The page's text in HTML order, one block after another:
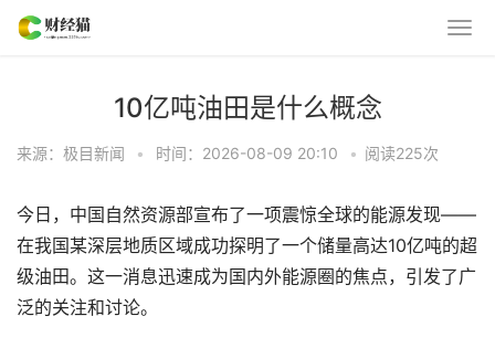
10亿吨油田是什么概念
来源：极目新闻 • 时间：2026-08-09 20:10 • 阅读225次
今日，中国自然资源部宣布了一项震惊全球的能源发现——
在我国某深层地质区域成功探明了一个储量高达10亿吨的超
级油田。这一消息迅速成为国内外能源圈的焦点，引发了广
泛的关注和讨论。